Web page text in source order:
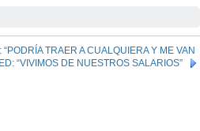
TRAER A CUALQUIERA Y ME VAN
“VIVIMOS DE NUESTROS SALARIOS”